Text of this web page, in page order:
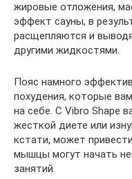
жировые отложения,
эффект сауны, в
расщепляются и
другими жидкостями.
Пояс намного
похудения, которые
на себе. С Vibro Shape
жесткой диете или
кстати, может
мышцы могут начать
занятий.